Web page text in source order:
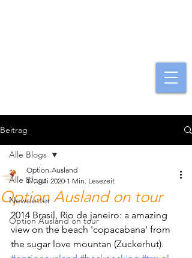
Beitrag
Alle Blogs
Newsletter
Option Ausland on tour
Alle Blogs
Option Ausland on tour
Option-Ausland
17. Juli 2020 1 Min. Lesezeit
2014 Brasil, Rio de janeiro: a amazing
view on the beach 'copacabana' from
the sugar love mountan (Zuckerhut).